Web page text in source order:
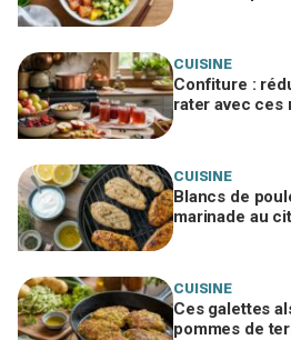
CUISINE
Confiture :
rater avec ces
CUISINE
Blancs de
marinade au
CUISINE
Ces galettes
pommes de